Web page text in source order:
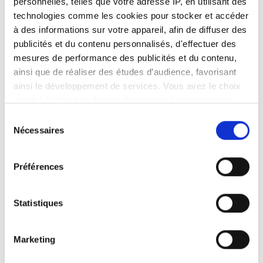
technologies comme les cookies pour stocker et accéder
à des informations sur votre appareil, afin de diffuser des
publicités et du contenu personnalisés, d'effectuer des
mesures de performance des publicités et du contenu,
ainsi que de réaliser des études d’audience, favorisant
ainsi le développement de services. Vous avez le choix
tout moment en consultant la Déclaration relative aux
cookies ou en cliquant sur l'icône de confidentialité.
Si vous le permettez, nous aimerions également :
géographique qui peuvent être précises à plusieurs
Identifier votre appareil en l'analysant activement
pour en relever les caractéristiques spécifiques
Nécessaires
Préférences
Statistiques
Marketing